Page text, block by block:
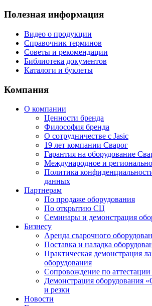
Полезная информация
Видео о продукции
Справочник терминов
Советы и рекомендации
Библиотека документов
Каталоги и буклеты
Компания
О компании
Ценности бренда
Философия бренда
О сотрудничестве с Jasic
19 лет компании Сварог
Гарантия на оборудование
Международное и
Политика
данных
Партнерам
По продаже оборудования
По открытию СЦ
Семинары и демонстрация
Бизнесу
Аренда сварочного
Поставка и наладка
Практическая демонстрация
оборудования
Сопровождение по
Демонстрация оборудования
и резки
Новости